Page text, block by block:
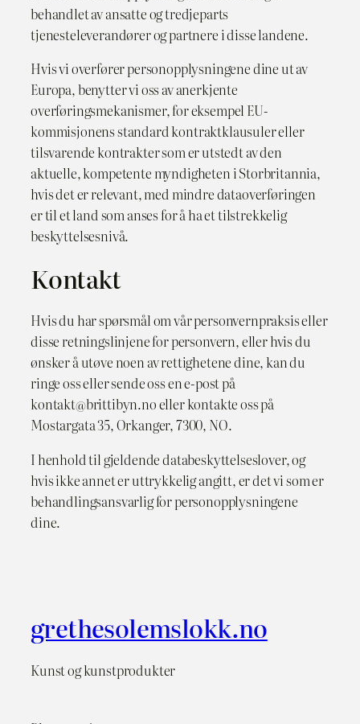
behandlet av ansatte og tredjeparts
tjenesteleverandører og partnere i disse landene.
Hvis vi overfører personopplysningene dine ut av
Europa, benytter vi oss av anerkjente
overføringsmekanismer, for eksempel EU-
kommisjonens standard kontraktklausuler eller
tilsvarende kontrakter som er utstedt av den
aktuelle, kompetente myndigheten i Storbritannia,
hvis det er relevant, med mindre dataoverføringen
er til et land som anses for å ha et tilstrekkelig
beskyttelsesnivå.
Kontakt
Hvis du har spørsmål om vår personvernpraksis eller
disse retningslinjene for personvern, eller hvis du
ønsker å utøve noen av rettighetene dine, kan du
ringe oss eller sende oss en e-post på
kontakt@brittibyn.no eller kontakte oss på
Mostargata 35, Orkanger, 7300, NO.
I henhold til gjeldende databeskyttelseslover, og
hvis ikke annet er uttrykkelig angitt, er det vi som er
behandlingsansvarlig for personopplysningene
dine.
grethesolemslokk.no
Kunst og kunstprodukter